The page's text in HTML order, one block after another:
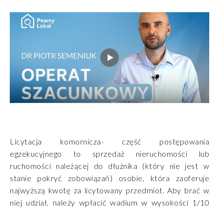
Licytacja komornicza- część postępowania
egzekucyjnego to sprzedaż nieruchomości lub
ruchomości należącej do dłużnika (który nie jest w
stanie pokryć zobowiązań) osobie, która zaoferuje
najwyższą kwotę za licytowany przedmiot. Aby brać w
niej udział, należy wpłacić wadium w wysokości 1/10